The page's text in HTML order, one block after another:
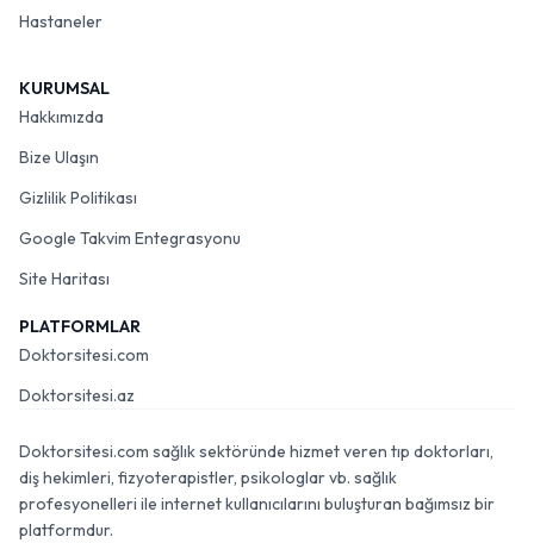
Hastaneler
KURUMSAL
Hakkımızda
Bize Ulaşın
Gizlilik Politikası
Google Takvim Entegrasyonu
Site Haritası
PLATFORMLAR
Doktorsitesi.com
Doktorsitesi.az
Doktorsitesi.com sağlık sektöründe hizmet veren tıp doktorları,
diş hekimleri, fizyoterapistler, psikologlar vb. sağlık
profesyonelleri ile internet kullanıcılarını buluşturan bağımsız bir
platformdur.